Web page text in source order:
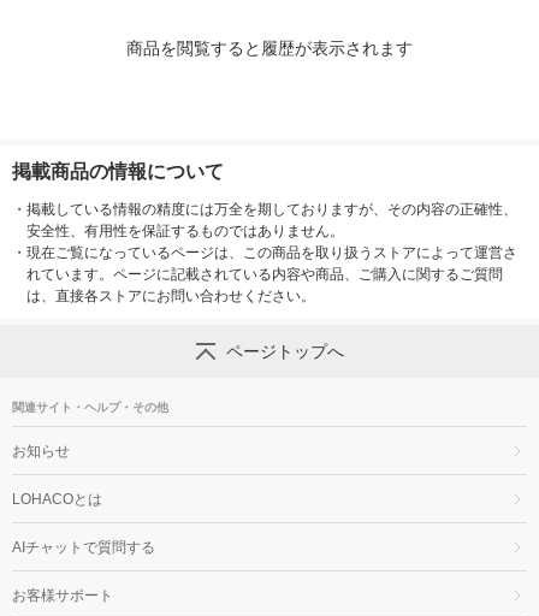
商品を閲覧すると履歴が表示されます
掲載商品の情報について
・ 掲載している情報の精度には万全を期しておりますが、その内容の正確性、
安全性、有用性を保証するものではありません。
・ 現在ご覧になっているページは、この商品を取り扱うストアによって運営さ
れています。ページに記載されている内容や商品、ご購入に関するご質問
は、直接各ストアにお問い合わせください。
ページトップへ
関連サイト・ヘルプ・その他
お知らせ
LOHACOとは
AIチャットで質問する
お客様サポート